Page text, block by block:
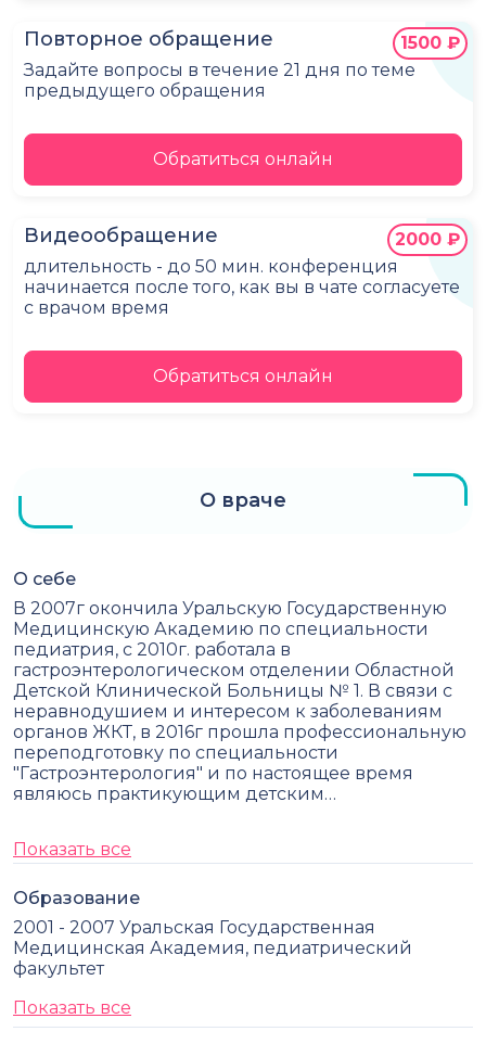
Повторное обращение
Задайте вопросы в течение 21 дня по теме
предыдущего обращения
1500 ₽
Обратиться онлайн
Видеообращение
длительность - до 50 мин. конференция
начинается после того, как вы в чате согласуете
с врачом время
2000 ₽
Обратиться онлайн
О враче
О себе
В 2007г окончила Уральскую Государственную
Медицинскую Академию по специальности
педиатрия, с 2010г. работала в
гастроэнтерологическом отделении Областной
Детской Клинической Больницы № 1. В связи с
неравнодушием и интересом к заболеваниям
органов ЖКТ, в 2016г прошла профессиональную
переподготовку по специальности
"Гастроэнтерология" и по настоящее время
являюсь практикующим детским…
Показать все
Образование
2001 - 2007 Уральская Государственная
Медицинская Академия, педиатрический
факультет
Показать все